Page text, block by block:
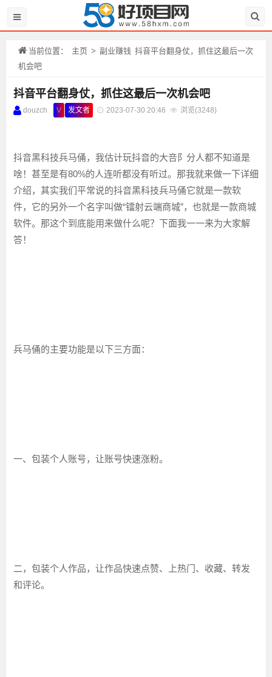
当前位置： 主页 > 副业赚钱 抖音平台翻身仗，抓住这最后一次
机会吧
抖音平台翻身仗，抓住这最后一次机会吧
douzch V 发文者 2023-07-30 20:46 浏览(3248)
抖音黑科技兵马俑，我估计玩抖音的大咅阝分人都不知道是
啥！甚至是有80%的人连听都没有听过。那我就来做一下详细
介绍，其实我们平常说的抖音黑科技兵马俑它就是一款软
件，它的另外一个名字叫做“镭射云端商城”，也就是一款商城
软件。那这个到底能用来做什么呢？下面我一一来为大家解
答！
兵马俑的主要功能是以下三方面：
一、包装个人账号，让账号快速涨粉。
二，包装个人作品，让作品快速点赞、上热门、收藏、转发
和评论。